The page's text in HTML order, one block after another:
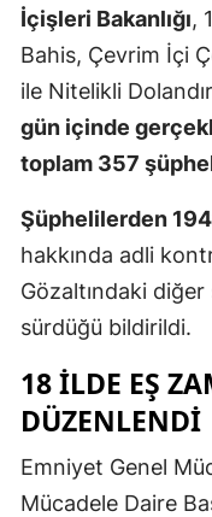
İçişleri Bakanlığı,
Bahis, Çevrim İçi
ile Nitelikli
gün içinde
toplam 357
Şüphelilerden
hakkında adli
Gözaltındaki
sürdüğü bildirildi.
18 ILDE EŞ
DÜZENLENDI
Emniyet Genel
Mücadele Daire